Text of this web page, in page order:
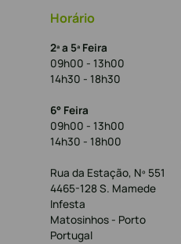
Horário
2ª a 5ª Feira
09h00 - 13h00
14h30 - 18h30
6° Feira
09h00 - 13h00
14h30 - 18h00
Rua da Estação, Nº 551
4465-128 S. Mamede
Infesta
Matosinhos - Porto
Portugal